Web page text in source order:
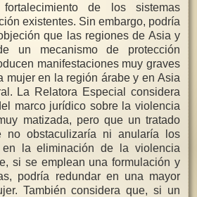
de los sistemas
existentes. Sin embargo, podría
que las regiones de Asia y
un mecanismo de protección
manifestaciones muy graves
mujer en la región árabe y en Asia
La Relatora Especial considera
marco jurídico sobre la violencia
matizada, pero que un tratado
no obstaculizaría ni anularía los
en la eliminación de la violencia
si se emplean una formulación y
podría redundar en una mayor
También considera que, si un